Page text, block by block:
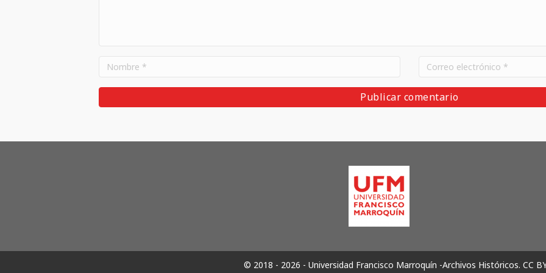
© 2018 - 2026 - Universidad Francisco Marroquín -Archivos Históricos. CC